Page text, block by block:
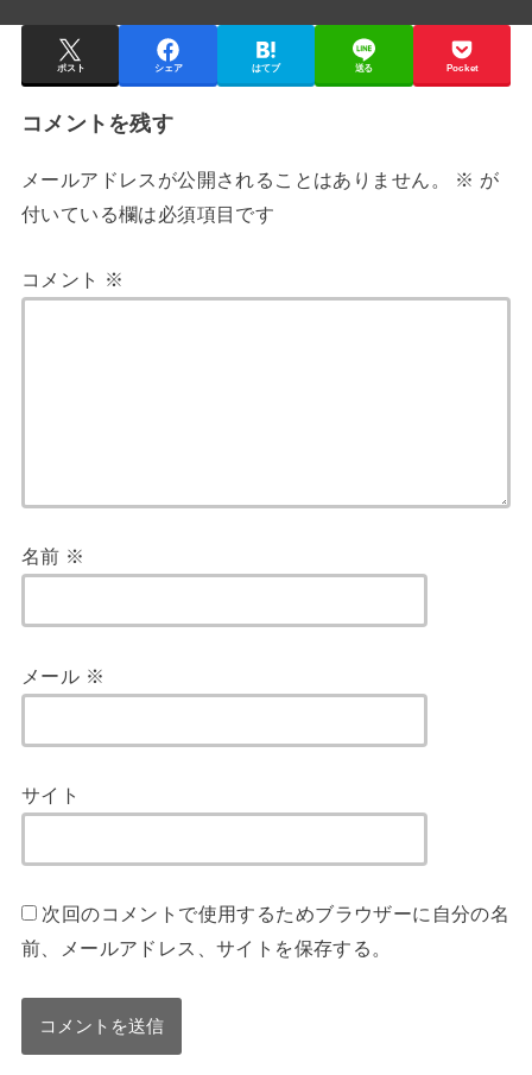
ポスト シェア はてブ 送る Pocket
コメントを残す
メールアドレスが公開されることはありません。 ※ が
付いている欄は必須項目です
コメント ※
名前 ※
メール ※
サイト
次回のコメントで使用するためブラウザーに自分の名
前、メールアドレス、サイトを保存する。